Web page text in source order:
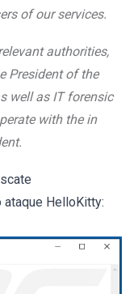
of our services.
authorities,
President of the
well as IT forensic
with the in
HelloKitty: